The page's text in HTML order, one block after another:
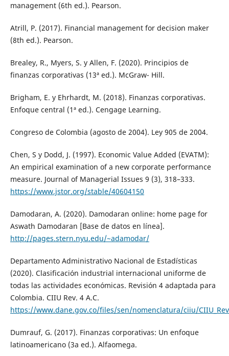
management (6th ed.). Pearson.
Atrill, P. (2017). Financial management for decision maker
(8th ed.). Pearson.
Brealey, R., Myers, S. y Allen, F. (2020). Principios de
finanzas corporativas (13ª ed.). McGraw- Hill.
Brigham, E. y Ehrhardt, M. (2018). Finanzas corporativas.
Enfoque central (1ª ed.). Cengage Learning.
Congreso de Colombia (agosto de 2004). Ley 905 de 2004.
Chen, S y Dodd, J. (1997). Economic Value Added (EVATM):
An empirical examination of a new corporate performance
measure. Journal of Managerial Issues 9 (3), 318–333.
https://www.jstor.org/stable/40604150
Damodaran, A. (2020). Damodaran online: home page for
Aswath Damodaran [Base de datos en línea].
http://pages.stern.nyu.edu/~adamodar/
Departamento Administrativo Nacional de Estadísticas
(2020). Clasificación industrial internacional uniforme de
todas las actividades económicas. Revisión 4 adaptada para
Colombia. CIIU Rev. 4 A.C.
https://www.dane.gov.co/files/sen/nomenclatura/ciiu/
Dumrauf, G. (2017). Finanzas corporativas: Un enfoque
latinoamericano (3a ed.). Alfaomega.